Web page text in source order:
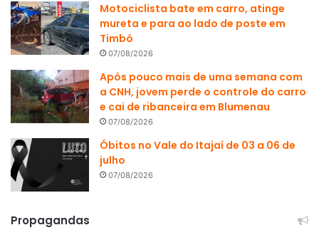
Motociclista bate em carro, atinge
mureta e para ao lado de poste em
Timbó
07/08/2026
Após pouco mais de uma semana com
a CNH, jovem perde o controle do carro
e cai de ribanceira em Blumenau
07/08/2026
Óbitos no Vale do Itajaí de 03 a 06 de
julho
07/08/2026
Propagandas